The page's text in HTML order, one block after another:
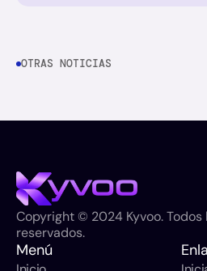
OTRAS NOTICIAS
Copyright © 2024 Kyvoo. Todos
reservados.
Menú